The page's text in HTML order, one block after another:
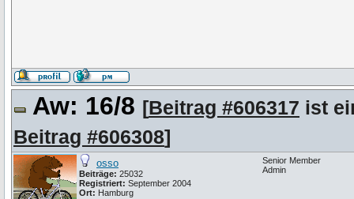
Aw: 16/8 [Beitrag #606317 ist
Beitrag #606308]
osso
Beiträge: 25032
Registriert: September 2004
Ort: Hamburg
Senior Member
Admin